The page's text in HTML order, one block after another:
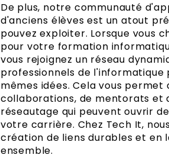
De plus, notre communauté
d'anciens élèves est un atout
pouvez exploiter. Lorsque vous
pour votre formation
vous rejoignez un réseau
professionnels de
mêmes idées. Cela vous
collaborations, de mentorats et
réseautage qui peuvent ouvrir
votre carrière. Chez Tech It,
création de liens durables et en
ensemble.